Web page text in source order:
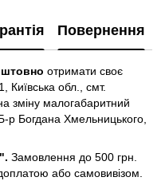
Повернення
отримати своє
Київська обл., смт.
зміну малогабаритний
р Богдана Хмельницького,
Замовлення до 500 грн.
або самовивізом.